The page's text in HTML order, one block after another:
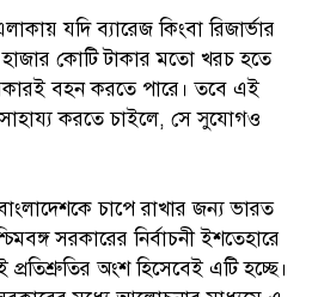
যদি ব্যারেজ কিংবা রিজার্ভার
হাজার কোটি টাকার মতো খরচ হতে
বহন করতে পারে। তবে এই
করতে চাইলে, সে সুযোগও
চাপে রাখার জন্য ভারত
সরকারের নির্বাচনী ইশতেহারে
অংশ হিসেবেই এটি হচ্ছে।